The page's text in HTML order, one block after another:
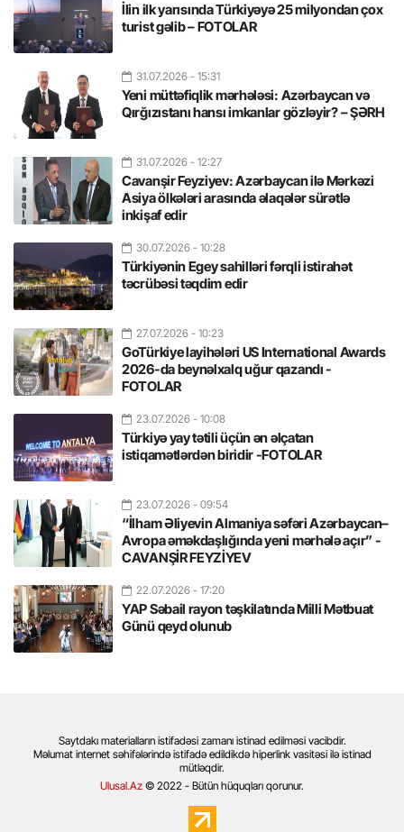
İlin ilk yarısında Türkiyəyə 25 milyondan çox
turist gəlib – FOTOLAR
31.07.2026 - 15:31
Yeni müttəfiqlik mərhələsi: Azərbaycan və
Qırğızıstanı hansı imkanlar gözləyir? – ŞƏRH
31.07.2026 - 12:27
Cavanşir Feyziyev: Azərbaycan ilə Mərkəzi
Asiya ölkələri arasında əlaqələr sürətlə
inkişaf edir
30.07.2026 - 10:28
Türkiyənin Egey sahilləri fərqli istirahət
təcrübəsi təqdim edir
27.07.2026 - 10:23
GoTürkiye layihələri US International Awards
2026-da beynəlxalq uğur qazandı -
FOTOLAR
23.07.2026 - 10:08
Türkiyə yay tətili üçün ən əlçatan
istiqamətlərdən biridir -FOTOLAR
23.07.2026 - 09:54
“İlham Əliyevin Almaniya səfəri Azərbaycan–
Avropa əməkdaşlığında yeni mərhələ açır” -
CAVANŞİR FEYZİYEV
22.07.2026 - 17:20
YAP Səbail rayon təşkilatında Milli Mətbuat
Günü qeyd olunub
Saytdakı materialların istifadəsi zamanı istinad edilməsi vacibdir.
Məlumat internet səhifələrində istifadə edildikdə hiperlink vasitəsi ilə istinad
mütləqdir.
Ulusal.Az © 2022 - Bütün hüquqları qorunur.